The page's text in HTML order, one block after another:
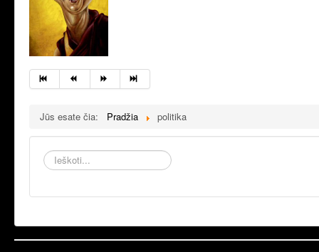
Jūs esate čia: Pradžia politika
Ieškoti...